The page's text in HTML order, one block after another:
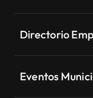
Directorio
Eventos